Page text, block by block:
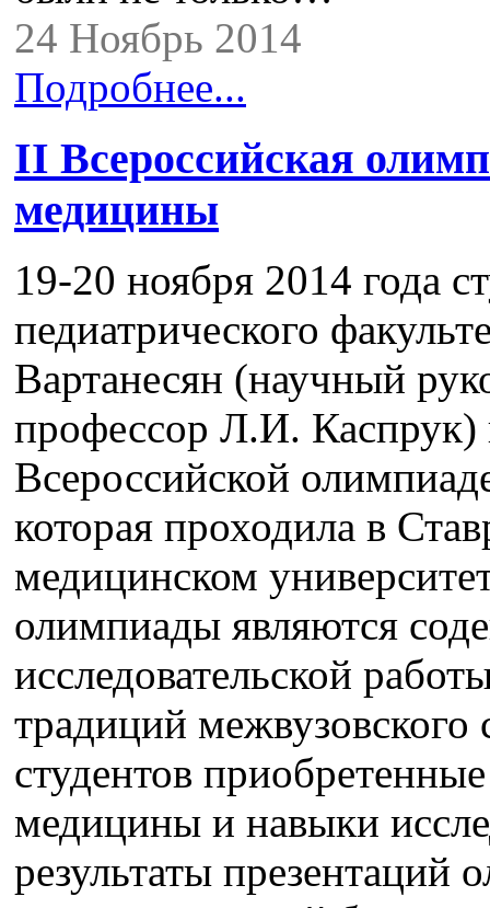
24 Ноябрь 2014
Подробнее...
II Всероссийская
медицины
19-20 ноября 2014 года
педиатрического
Вартанесян (научный
профессор Л.И. Каспрук)
Всероссийской
которая проходила в
медицинском
олимпиады являются
исследовательской
традиций межвузовского
студентов
медицины и навыки
результаты